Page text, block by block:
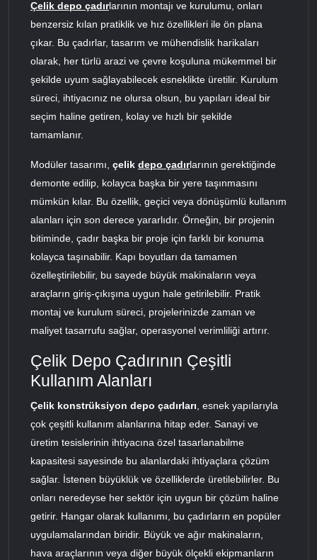
Çelik depo çadırlarının montajı ve kurulumu, onları
benzersiz kılan pratiklik ve hız özellikleri ile ön plana
çıkar. Bu çadırlar, tasarım ve mühendislik harikaları
olarak, her türlü arazi ve çevre koşuluna mükemmel bir
şekilde uyum sağlayabilecek esneklikte üretilir. Kurulum
süreci, ihtiyacınız ne olursa olsun, bu yapıları ideal bir
seçim haline getiren, kolay ve hızlı bir şekilde
tamamlanır.
Modüler tasarımı, çelik depo çadırlarının gerektiğinde
demonte edilip, kolayca başka bir yere taşınmasını
mümkün kılar. Bu özellik, geçici veya dönüşümlü kullanım
alanları için son derece yararlıdır. Örneğin, bir projenin
bitiminde, çadır başka bir proje için farklı bir konuma
kolayca taşınabilir. Kapı boyutları da tamamen
özelleştirilebilir, bu sayede büyük makinaların veya
araçların giriş-çıkışına uygun hale getirilebilir. Pratik
montaj ve kurulum süreci, projelerinizde zaman ve
maliyet tasarrufu sağlar, operasyonel verimliliği artırır.
Çelik Depo Çadırının Çeşitli
Kullanım Alanları
Çelik konstrüksiyon depo çadırları, esnek yapılarıyla
çok çeşitli kullanım alanlarına hitap eder. Sanayi ve
üretim tesislerinin ihtiyacına özel tasarlanabilme
kapasitesi sayesinde bu alanlardaki ihtiyaçlara çözüm
sağlar. İstenen büyüklük ve özelliklerde üretilebilirler. Bu
onları neredeyse her sektör için uygun bir çözüm haline
getirir. Hangar olarak kullanımı, bu çadırların en popüler
uygulamalarından biridir. Büyük ve ağır makinaların,
hava araçlarının veya diğer büyük ölçekli ekipmanların